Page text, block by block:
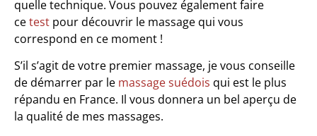
quelle technique. Vous pouvez également faire
cetest pour découvrir le massage qui vous
correspond en ce moment !
S’il s’agit de votre premier massage, je vous conseille
de démarrer par le massage suédois qui est le plus
répandu en France. Il vous donnera un bel aperçu de
la qualité de mes massages.